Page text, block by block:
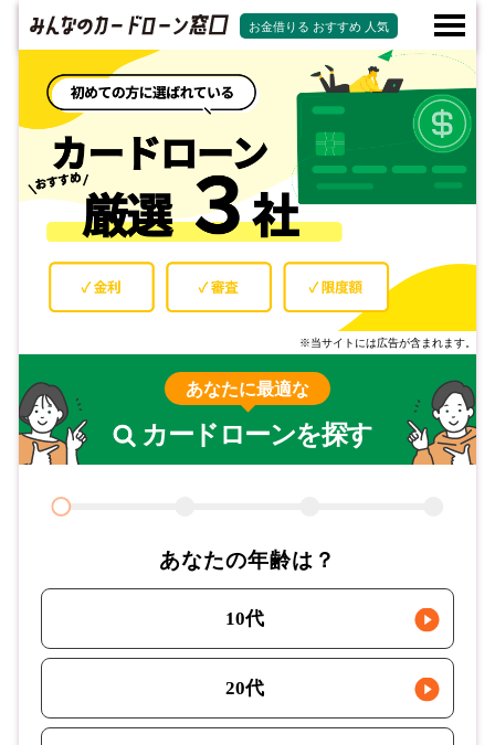
お金借りる おすすめ 人気
※当サイトには広告が含まれます。
あなたに最適な
カードローンを探す
あなたの年齢は？
10代
20代